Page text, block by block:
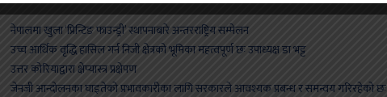
नेपालमा खुला ‘प्रिन्टिङ फाउन्ड्री’ स्थापनाबारे अन्तरराष्ट्रिय सम्मेलन
उच्च आर्थिक वृद्धि हासिल गर्न निजी क्षेत्रको भूमिका महत्वपूर्ण छः उपाध्यक्ष डा भट्ट
उत्तर कोरियाद्वारा क्षेप्यास्त्र प्रक्षेपण
जेनजी आन्दोलनका घाइतेको प्रभावकारीका लागि सरकारले आवश्यक प्रबन्ध र समन्वय गरिरहेको छः